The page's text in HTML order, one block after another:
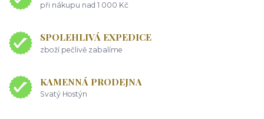
při nákupu nad 1 000 Kč
SPOLEHLIVÁ EXPEDICE
zboží pečlivě zabalíme
KAMENNÁ PRODEJNA
Svatý Hostýn